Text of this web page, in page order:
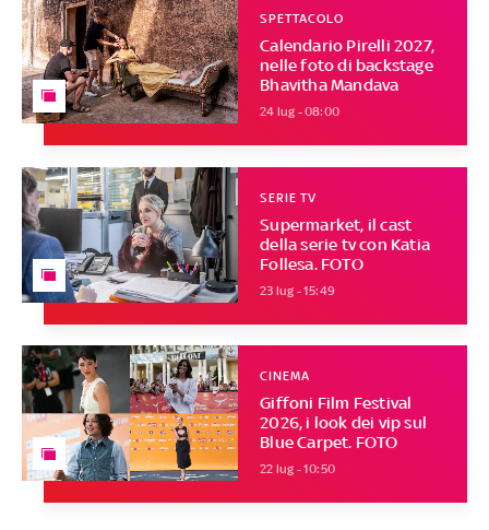
Calendario Pirelli 2027,
nelle foto di backstage
Bhavitha Mandava
SPETTACOLO
24 lug - 08:00
Supermarket, il cast
della serie tv con Katia
Follesa. FOTO
SERIE TV
23 lug - 15:49
Giffoni Film Festival
2026, i look dei vip sul
Blue Carpet. FOTO
CINEMA
22 lug - 10:50